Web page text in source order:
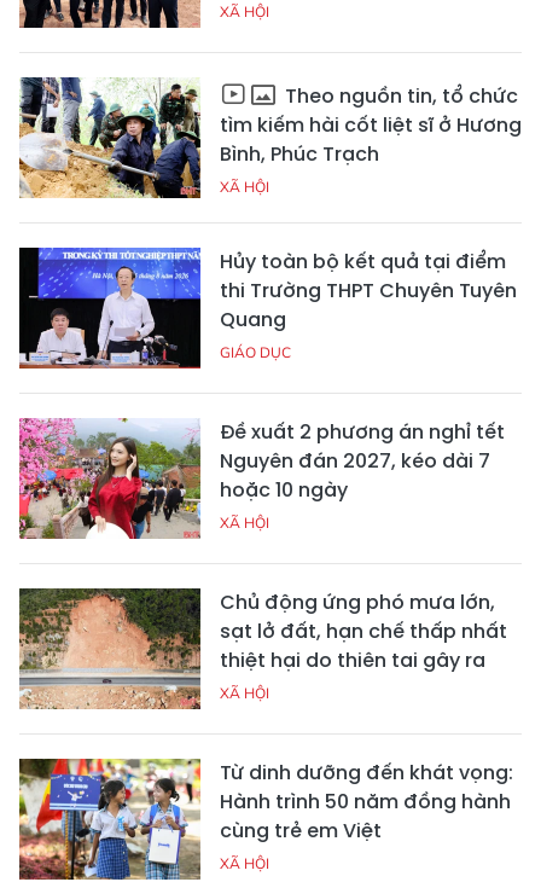
XÃ HỘI
Theo nguồn tin, tổ chức
tìm kiếm hài cốt liệt sĩ ở Hương
Bình, Phúc Trạch
XÃ HỘI
Hủy toàn bộ kết quả tại điểm
thi Trường THPT Chuyên Tuyên
Quang
GIÁO DỤC
Đề xuất 2 phương án nghỉ tết
Nguyên đán 2027, kéo dài 7
hoặc 10 ngày
XÃ HỘI
Chủ động ứng phó mưa lớn,
sạt lở đất, hạn chế thấp nhất
thiệt hại do thiên tai gây ra
XÃ HỘI
Từ dinh dưỡng đến khát vọng:
Hành trình 50 năm đồng hành
cùng trẻ em Việt
XÃ HỘI